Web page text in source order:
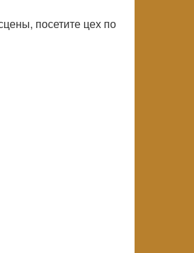
посетите цех по